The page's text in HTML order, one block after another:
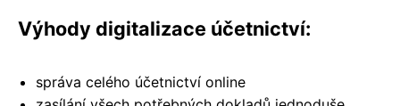
Výhody digitalizace účetnictví:
správa celého účetnictví online